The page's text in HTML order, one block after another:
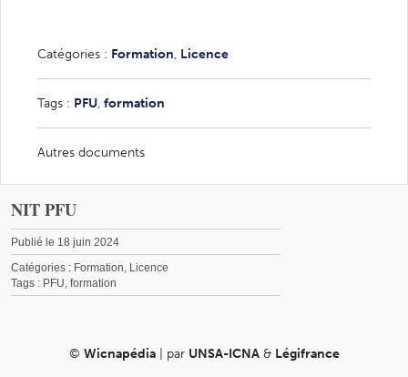
Catégories : Formation, Licence
Tags : PFU, formation
Autres documents
NIT PFU
Publié le 18 juin 2024
Catégories : Formation
Licence
Tags : PFU formation
© Wicnapédia| par UNSA-ICNA& Légifrance